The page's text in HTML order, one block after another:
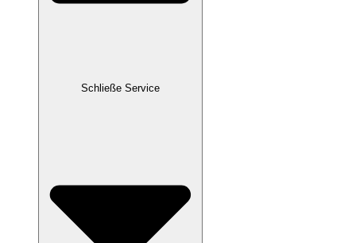
Schließe Service